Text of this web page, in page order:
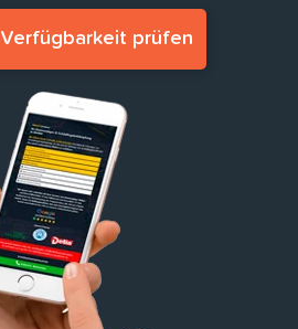
Verfügbarkeit prüfen